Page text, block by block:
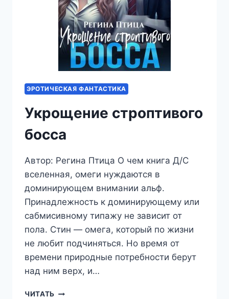
ЭРОТИЧЕСКАЯ ФАНТАСТИКА
Укрощение строптивого
босса
Автор: Регина Птица О чем книга Д/С
вселенная, омеги нуждаются в
доминирующем внимании альф.
Принадлежность к доминирующему или
сабмисивному типажу не зависит от
пола. Стин — омега, который по жизни
не любит подчиняться. Но время от
времени природные потребности берут
над ним верх, и…
ЧИТАТЬ УКРОЩЕНИЕ